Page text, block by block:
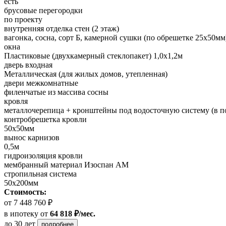
брусовые перегородки
по проекту
внутренняя отделка стен (2 этаж)
вагонка, сосна, сорт Б, камерной сушки (по обрешетке
окна
Пластиковые (двухкамерный стеклопакет) 1,0х1,2м
дверь входная
Металлическая (для жилых домов, утепленная)
двери межкомнатные
филенчатые из массива сосны
кровля
металлочерепица + кронштейны под водосточную систему (в
контробрешетка кровли
50х50мм
вынос карнизов
0,5м
гидроизоляция кровли
мембранный материал Изоспан АМ
стропильная система
50х200мм
Стоимость:
от 7 448 760 ₽
в ипотеку от 64 818 ₽/мес.
до 30 лет
подробнее